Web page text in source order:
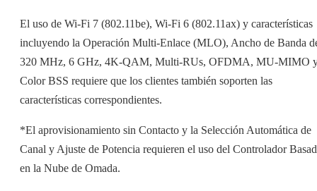
El uso de Wi-Fi 7 (802.11be), Wi-Fi 6 (802.11ax) y características
incluyendo la Operación Multi-Enlace (MLO), Ancho de Banda
320 MHz, 6 GHz, 4K-QAM, Multi-RUs, OFDMA, MU-MIMO
Color BSS requiere que los clientes también soporten las
características correspondientes.
*El aprovisionamiento sin Contacto y la Selección Automática de
Canal y Ajuste de Potencia requieren el uso del Controlador
en la Nube de Omada.